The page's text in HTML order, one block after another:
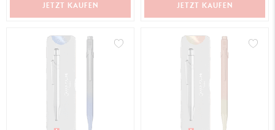
JETZT KAUFEN JETZT KAUFEN